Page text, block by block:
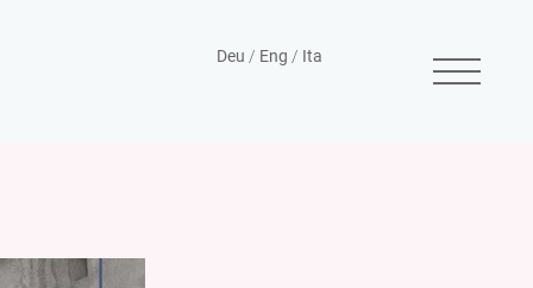
Deu / Eng / Ita